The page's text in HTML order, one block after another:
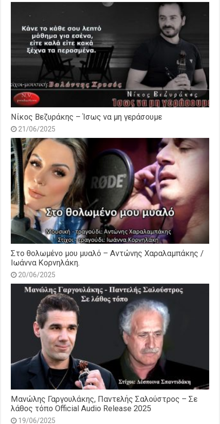
Νίκος Βεζυράκης – Ίσως να μη γεράσουμε
21/06/2025
Στο θολωμένο μου μυαλό – Αντώνης Χαραλαμπάκης /
Ιωάννα Κορνηλάκη.
20/06/2025
Μανώλης Γαργουλάκης, Παντελής Σαλούστρος – Σε
λάθος τόπο Official Audio Release 2025
19/06/2025